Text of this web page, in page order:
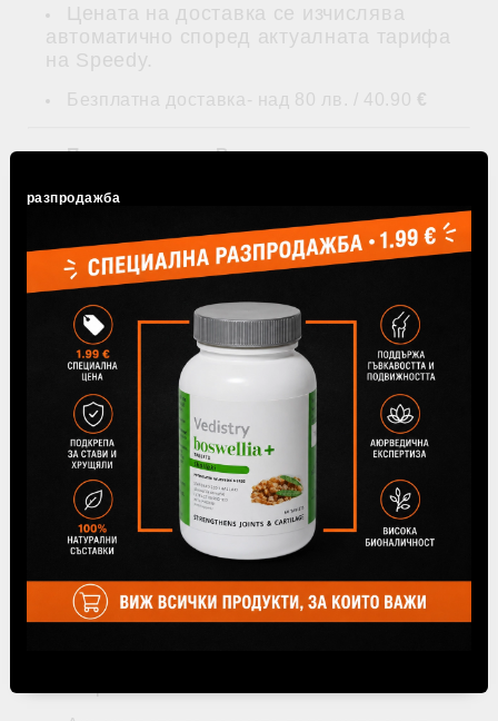
Цената на доставка се изчислява
автоматично според актуалната тарифа
на Speedy.
Безплатна доставка- над 80 лв. / 40.90 €
Поръчаните от Вас продукти се
дебитна/кредитна карта VISA, MasterCard
през системата на БОРИКА (3-D secure).
Онлайн поръчки се приемат всеки ден.
Изпълнението им се извършва в работно
време от 9.00 до 16.00 ч. от понеделник до
петък.
Доставката на поръчаните стоки се
извършва с куриерските услуги на фирма
Speedy на посочен от потребителя адрес и за
негова сметка, освен ако не е безплатна при
посочените по-долу условия.
Доставки се извършват само на територията
на Република България. Цената на доставката
за България е посочена в таблицата и зависи
от това дали желаете доставка до Вашата
врата или ще получите пратката си от офис на
Вашето населено място, трябва да
изберете доставка по куриер до Вашата
врата.
разпродажба